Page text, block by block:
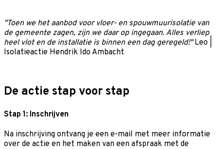
"Toen we het aanbod voor vloer- en spouwmuurisolatie van
de gemeente zagen, zijn we daar op ingegaan. Alles verliep
heel vlot en de installatie is binnen een dag geregeld!"Leo |
Isolatieactie Hendrik Ido Ambacht
De actie stap voor stap
Stap 1: Inschrijven
Na inschrijving ontvang je een e-mail met meer informatie
over de actie en het maken van een afspraak met de